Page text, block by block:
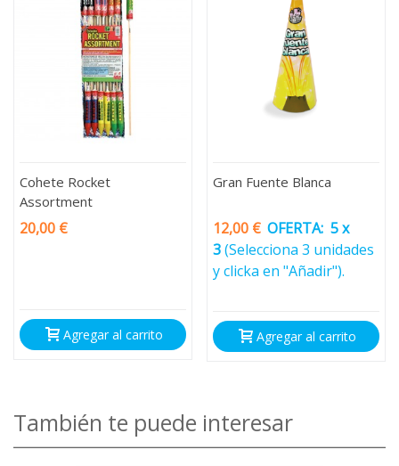
Cohete Rocket
Assortment
20,00 €
Agregar al carrito
Gran Fuente Blanca
12,00 € OFERTA: 5 x
3(Selecciona 3 unidades
y clicka en "Añadir").
Agregar al carrito
También te puede interesar